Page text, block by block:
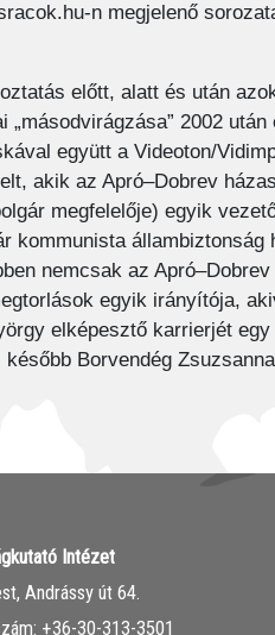
n megjelenő
előtt, alatt és után
2002 után
együtt a Videoton/
akik az Apró–Dobrev
megfelelője) egyik
kommunista állambiztonság
nemcsak az
egyik irányítója,
elképesztő karrierjét egy
Borvendég
Intézet
Andrássy út 64.
‭+36-30-313-3501